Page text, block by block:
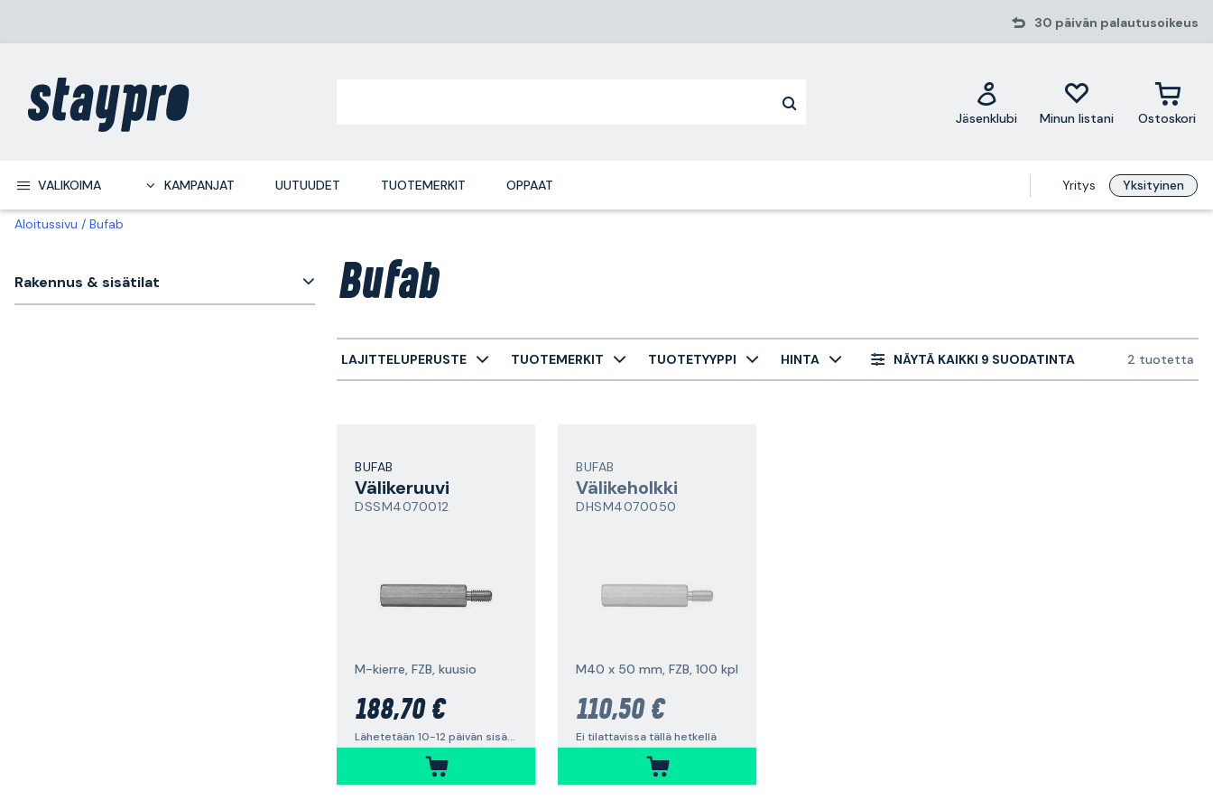
30 päivän palautusoikeus
Jäsenklubi Minun listani Ostoskori
VALIKOIMA KAMPANJAT UUTUUDET TUOTEMERKIT OPPAAT Yritys Yksityinen
Aloitussivu Bufab
Rakennus & sisätilat Bufab
LAJITTELUPERUSTE TUOTEMERKIT TUOTETYYPPI HINTA NÄYTÄ KAIKKI 9 SUODATINTA 2 tuotetta
BUFAB
Välikeruuvi
DSSM4070012
M-kierre, FZB, kuusio
188,70 €
Lähetetään 10-12 päivän sisällä
BUFAB
Välikeholkki
DHSM4070050
M40 x 50 mm, FZB, 100 kpl
110,50 €
Ei tilattavissa tällä hetkellä